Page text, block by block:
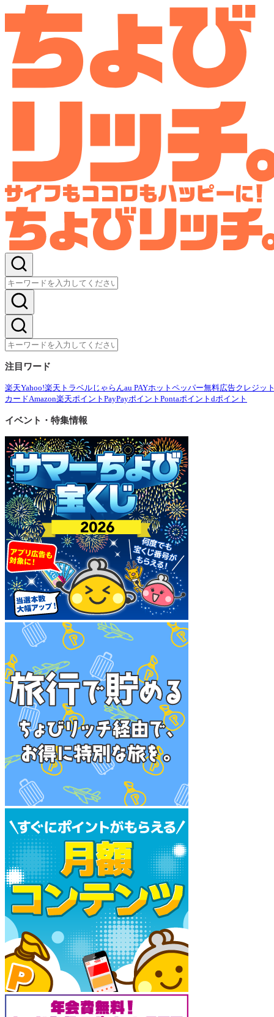
注目ワード
楽天Yahoo!楽天トラベル じゃらんau PAYホットペッパー無料広告クレジッ
カードAmazon楽天ポイント PayPayポイント Pontaポイント dポイント
イベント・特集情報